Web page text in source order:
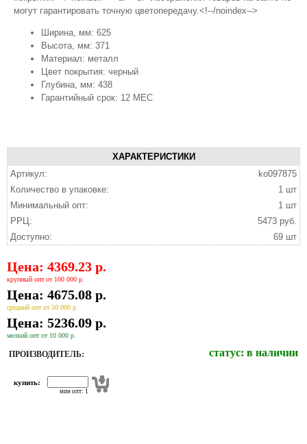
могут гарантировать точную цветопередачу.<!--/noindex-->
Ширина, мм: 625
Высота, мм: 371
Материал: металл
Цвет покрытия: черный
Глубина, мм: 438
Гарантийный срок: 12 МЕС
ХАРАКТЕРИСТИКИ
Артикул:
ko097875
Количество в упаковке:
1 шт
Минимальный опт:
1 шт
РРЦ:
5473 руб.
Доступно:
69 шт
Цена: 4369.23 р.
крупный опт от 100 000 р.
Цена: 4675.08 р.
средний опт от 50 000 р.
Цена: 5236.09 р.
мелкий опт от 10 000 р.
ПРОИЗВОДИТЕЛЬ: статус: в наличии
купить:
мин опт: 1